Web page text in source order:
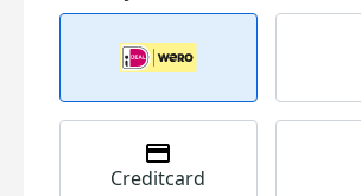
Creditcard